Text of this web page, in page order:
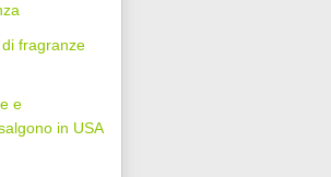
fragranze
e
in USA